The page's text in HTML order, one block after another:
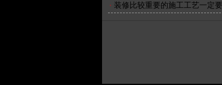
装修比较重要的施工工艺一定